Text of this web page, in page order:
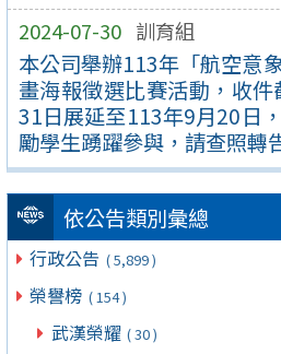
2024-07-30 訓育組
本公司舉辦113年「航空意
畫海報徵選比賽活動，收
31日展延至113年9月20日
勵學生踴躍參與，請查照轉
依公告類別彙總
行政公告 ( 5,899 )
榮譽榜 ( 154 )
武漢榮耀 ( 30 )